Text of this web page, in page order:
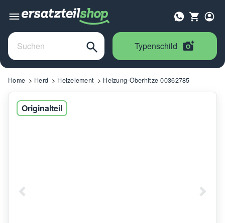
Typenschild
Home Herd Heizelement Heizung-Oberhitze 00362785
Originalteil